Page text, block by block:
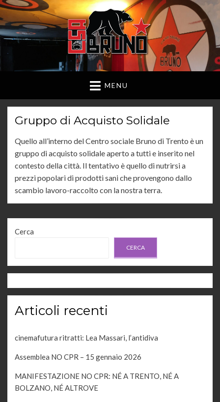
MENU
Gruppo di Acquisto Solidale
Quello all’interno del Centro sociale Bruno di Trento è un
gruppo di acquisto solidale aperto a tutti e inserito nel
contesto della città. Il tentativo è quello di nutrirsi a
prezzi popolari di prodotti sani che provengono dallo
scambio lavoro-raccolto con la nostra terra.
Cerca
CERCA
Articoli recenti
cinemafutura ritratti: Lea Massari, l’antidiva
Assemblea NO CPR – 15 gennaio 2026
MANIFESTAZIONE NO CPR: NÉ A TRENTO, NÉ A
BOLZANO, NÉ ALTROVE